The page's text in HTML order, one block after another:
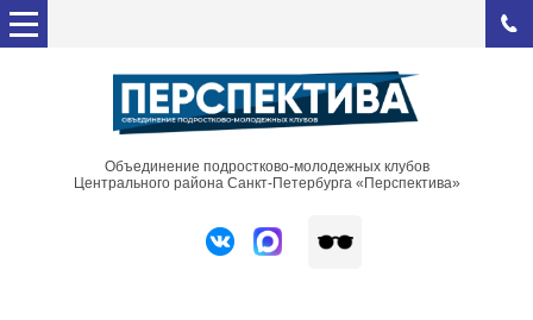
Объединение подростково-молодежных клубов
Центрального района Санкт-Петербурга «Перспектива»